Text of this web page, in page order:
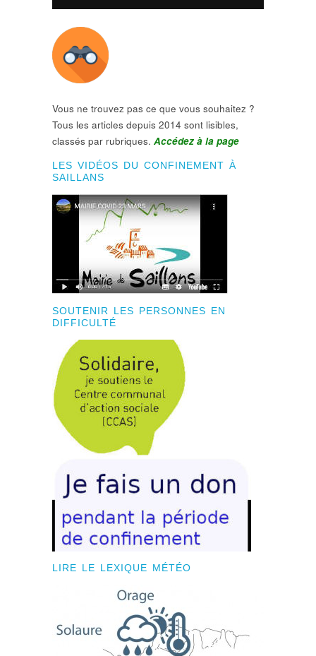
Vous ne trouvez pas ce que vous souhaitez ?
Tous les articles depuis 2014 sont lisibles,
classés par rubriques. Accédez à la page
LES VIDÉOS DU CONFINEMENT À
SAILLANS
SOUTENIR LES PERSONNES EN
DIFFICULTÉ
LIRE LE LEXIQUE MÉTÉO